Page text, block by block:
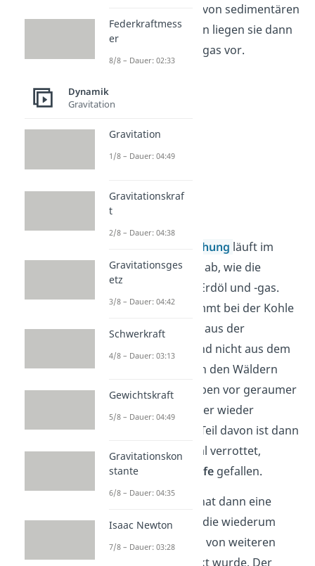
werden. In Form von sedimentären
Gesteinsschichten liegen sie dann
als Erdöl und Erdgas vor.
Kohle
Kohle-Entstehung läuft im
Grunde genauso ab, wie die
Entstehung von Erdöl und -gas.
Das Material kommt bei der Kohle
allerdings häufig aus der
Erdoberfläche
und nicht aus dem
Wie auch in den Wäldern
heutzutage, starben vor geraumer
Zeit nämlich immer wieder
ab. Ein Teil davon ist dann
aber nicht normal verrottet,
sondern in
Sümpfegefallen.
Diese Biomasse hat dann eine
Schicht gebildet, die wiederum
über längere Zeit von weiteren
Schichten bedeckt wurde. Der
Federkraftmess
er
8/8 – Dauer: 02:33
Dynamik
Gravitation
Gravitation
1/8 – Dauer: 04:49
Gravitationskraf
t
2/8 – Dauer: 04:38
Gravitationsges
etz
3/8 – Dauer: 04:42
Schwerkraft
4/8 – Dauer: 03:13
Gewichtskraft
5/8 – Dauer: 04:49
Gravitationskon
stante
6/8 – Dauer: 04:35
Isaac Newton
7/8 – Dauer: 03:28